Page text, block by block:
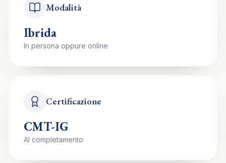
Modalità
Ibrida
In persona oppure online
Certificazione
CMT-IG
Al completamento